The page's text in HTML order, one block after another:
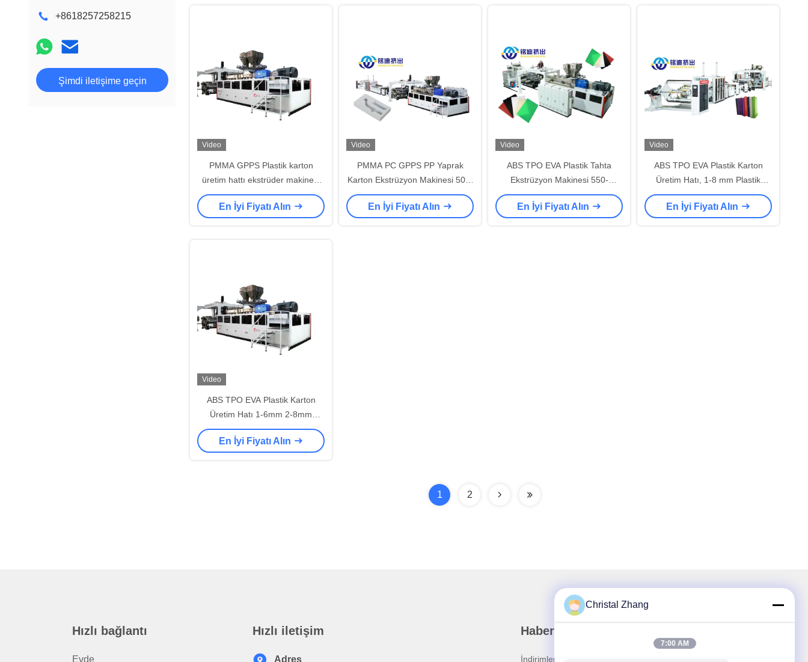
+8618257258215
Şimdi iletişime geçin
Video
PMMA GPPS Plastik karton
üretim hattı ekstrüder makinesi
550kg/H 700kg/H 900kg/H
En İyi Fiyatı Alın
Video
PMMA PC GPPS PP Yaprak
Karton Ekstrüzyon Makinesi 500-
750kg/h SIEMENS Kontrol
En İyi Fiyatı Alın
Video
ABS TPO EVA Plastik Tahta
Ekstrüzyon Makinesi 550-
750Kg/H Otomasyon Özel
En İyi Fiyatı Alın
Video
ABS TPO EVA Plastik Karton
Üretim Hatı, 1-8 mm Plastik
Yaprak Ekstrüzyon Makinesi
En İyi Fiyatı Alın
Video
ABS TPO EVA Plastik Karton
Üretim Hatı 1-6mm 2-8mm
550kg/H 750kg/H
En İyi Fiyatı Alın
1 2
Hızlı bağlantı
Evde
Hızlı iletişim
Adres
Haber Bültenimiz
İndirimler ve daha fazlası için bültenimize abone olun.
Christal Zhang
7:00 AM